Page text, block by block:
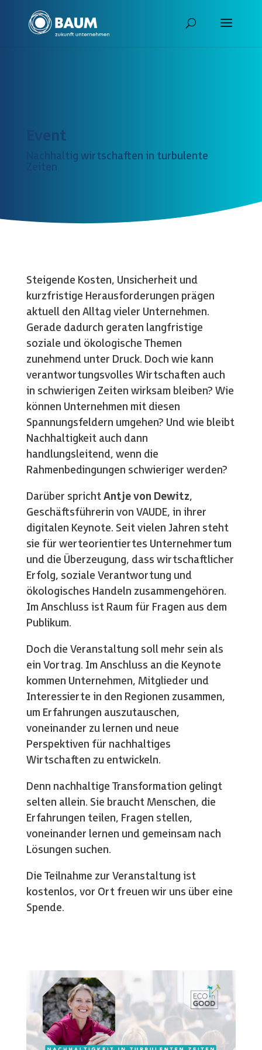
Event
Nachhaltig wirtschaften in turbulente
Zeiten
Steigende Kosten, Unsicherheit und
kurzfristige Herausforderungen prägen
aktuell den Alltag vieler Unternehmen.
Gerade dadurch geraten langfristige
soziale und ökologische Themen
zunehmend unter Druck. Doch wie kann
verantwortungsvolles Wirtschaften auch
in schwierigen Zeiten wirksam bleiben? Wie
können Unternehmen mit diesen
Spannungsfeldern umgehen? Und wie bleibt
Nachhaltigkeit auch dann
handlungsleitend, wenn die
Rahmenbedingungen schwieriger werden?
Darüber sprichtAntje von Dewitz,
Geschäftsführerin von VAUDE, in ihrer
digitalen Keynote. Seit vielen Jahren steht
sie für werteorientiertes Unternehmertum
und die Überzeugung, dass wirtschaftlicher
Erfolg, soziale Verantwortung und
ökologisches Handeln zusammengehören.
Im Anschluss ist Raum für Fragen aus dem
Publikum.
Doch die Veranstaltung soll mehr sein als
ein Vortrag. Im Anschluss an die Keynote
kommen Unternehmen, Mitglieder und
Interessierte in den Regionen zusammen,
um Erfahrungen auszutauschen,
voneinander zu lernen und neue
Perspektiven für nachhaltiges
Wirtschaften zu entwickeln.
Denn nachhaltige Transformation gelingt
selten allein. Sie braucht Menschen, die
Erfahrungen teilen, Fragen stellen,
voneinander lernen und gemeinsam nach
Lösungen suchen.
Die Teilnahme zur Veranstaltung ist
kostenlos, vor Ort freuen wir uns über eine
Spende.